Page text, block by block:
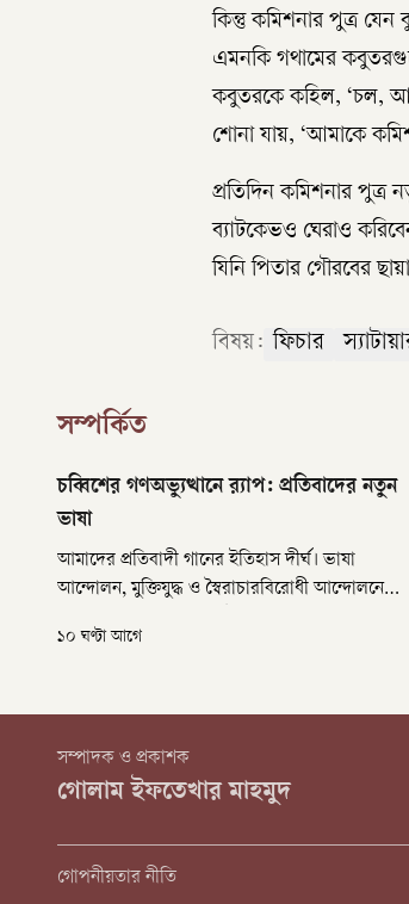
কিন্তু কমিশনার পুত্র যেন
এমনকি গথামের
কবুতরকে কহিল, ‘চল,
শোনা যায়, ‘আমাকে
প্রতিদিন কমিশনার পুত্র
ব্যাটকেভও ঘেরাও
যিনি পিতার গৌরবের
বিষয়: ফিচার
সম্পর্কিত
চব্বিশের গণঅভ্যুত্থানে র‌্যাপ: প্রতিবাদের নতুন
ভাষা
আমাদের প্রতিবাদী গানের ইতিহাস দীর্ঘ। ভাষা
আন্দোলন, মুক্তিযুদ্ধ ও স্বৈরাচারবিরোধী আন্দোলনে
আন্দোলনেই প্রতিবাদী গান নিজস্ব স্বর ও স্বকীয়তা
১০ ঘণ্টা আগে
সম্পাদক ও প্রকাশক
গোলাম ইফতেখার মাহমুদ
গোপনীয়তার নীতি